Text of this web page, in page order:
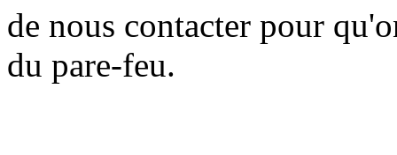
de nous contacter pour
du pare-feu.